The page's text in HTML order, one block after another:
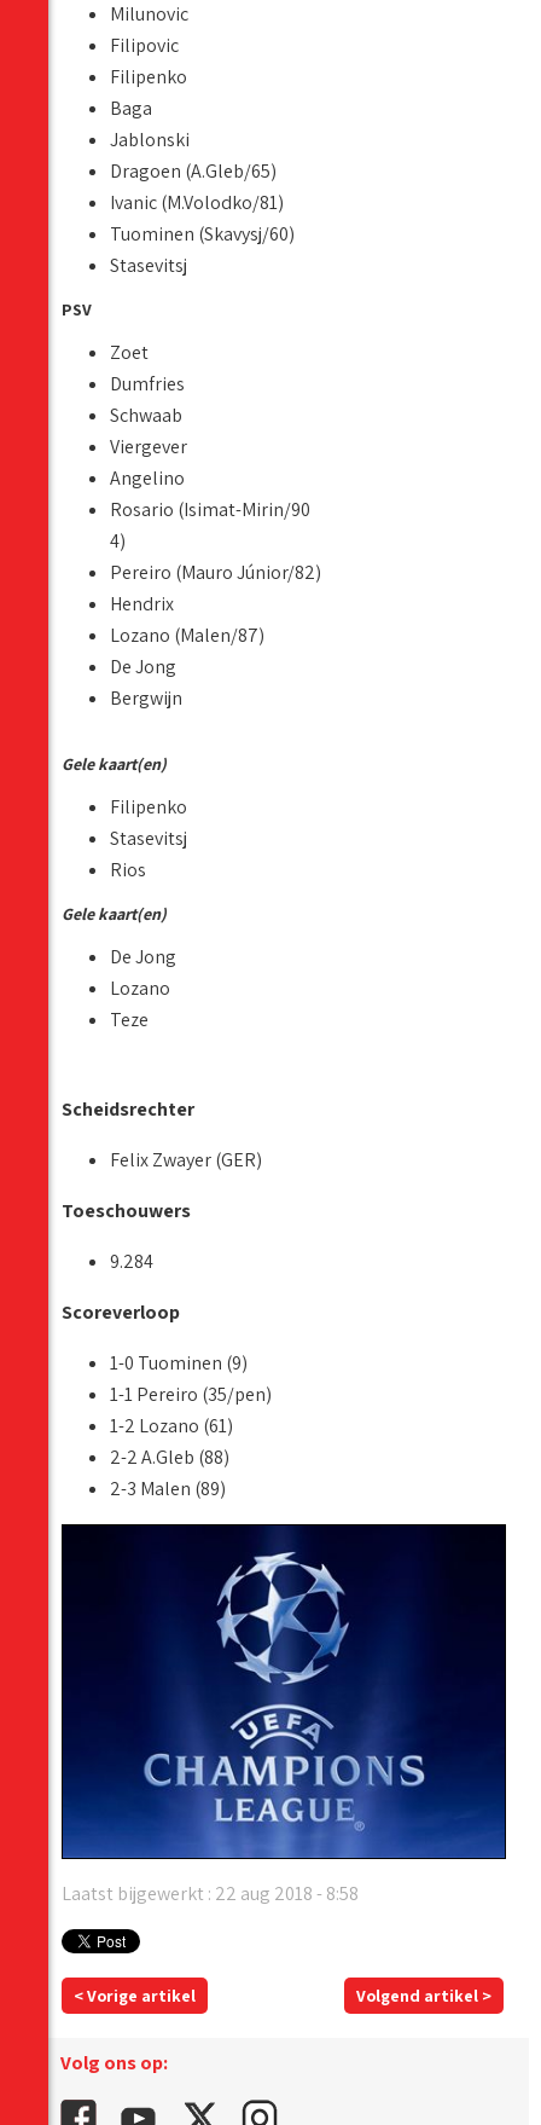
Milunovic
Filipovic
Filipenko
Baga
Jablonski
Dragoen (A.Gleb/65)
Ivanic (M.Volodko/81)
Tuominen (Skavysj/60)
Stasevitsj
PSV
Zoet
Dumfries
Schwaab
Viergever
Angelino
Rosario (Isimat-Mirin/90
4)
Pereiro (Mauro Júnior/82)
Hendrix
Lozano (Malen/87)
De Jong
Bergwijn
Gele kaart(en)
Filipenko
Stasevitsj
Rios
Gele kaart(en)
De Jong
Lozano
Teze
Scheidsrechter
Felix Zwayer (GER)
Toeschouwers
9.284
Scoreverloop
1-0 Tuominen (9)
1-1 Pereiro (35/pen)
1-2 Lozano (61)
2-2 A.Gleb (88)
2-3 Malen (89)
Laatst bijgewerkt : 22 aug 2018 - 8:58
< Vorige artikel Volgend artikel >
Volg ons op: